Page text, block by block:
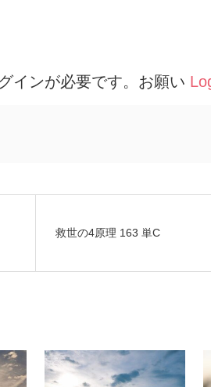
インが必要です。お願い
救世の4原理 163 単C